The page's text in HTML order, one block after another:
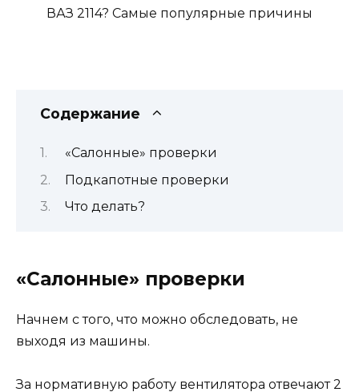
Содержание
«Салонные» проверки
Подкапотные проверки
Что делать?
«Салонные» проверки
Начнем с того, что можно обследовать, не
выходя из машины.
За нормативную работу вентилятора отвечают 2